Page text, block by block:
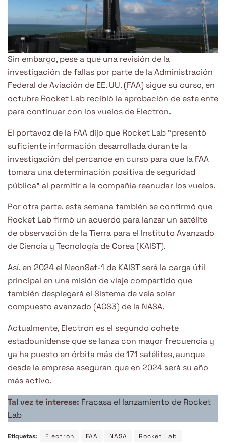
Sin embargo, pese a que una revisión de la
investigación de fallas por parte de la Administración
Federal de Aviación de EE. UU. (FAA) sigue su curso, en
octubre Rocket Lab recibió la aprobación de este ente
para continuar con los vuelos de Electron.
El portavoz de la FAA dijo que Rocket Lab “presentó
suficiente información desarrollada durante la
investigación del percance en curso para que la FAA
tomara una determinación positiva de seguridad
pública” al permitir a la compañía reanudar los vuelos.
Por otra parte, esta semana también se confirmó que
Rocket Lab firmó un acuerdo para lanzar un satélite
de observación de la Tierra para el Instituto Avanzado
de Ciencia y Tecnología de Corea (KAIST).
Así, en 2024 el NeonSat-1 de KAIST será la carga útil
principal en una misión de viaje compartido que
también desplegará el Sistema de vela solar
compuesto avanzado (ACS3) de la NASA.
Actualmente, Electron es el segundo cohete
estadounidense que se lanza con mayor frecuencia y
ya ha puesto en órbita más de 171 satélites, aunque
desde la empresa aseguran que en 2024 será su año
más activo.
Tal vez te interese: Fracasa el lanzamiento de Rocket
Lab
Etiquetas: Electron FAA NASA Rocket Lab